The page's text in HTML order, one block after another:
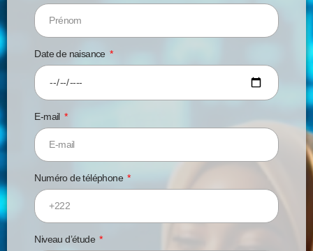
Date de naisance
E-mail
Numéro de téléphone
Niveau d’étude